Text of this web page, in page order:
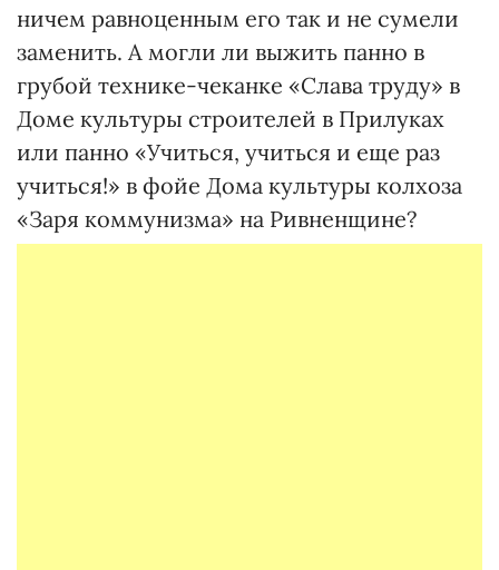
ничем равноценным его так и не сумели
заменить. А могли ли выжить панно в
грубой технике-чеканке «Слава труду» в
Доме культуры строителей в Прилуках
или панно «Учиться, учиться и еще раз
учиться!» в фойе Дома культуры колхоза
«Заря коммунизма» на Ривненщине?